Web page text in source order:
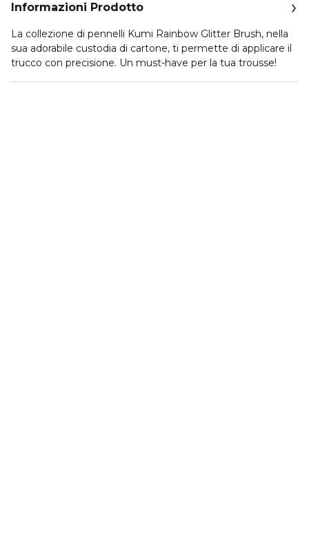
Informazioni Prodotto
La collezione di pennelli Kumi Rainbow Glitter Brush, nella
sua adorabile custodia di cartone, ti permette di applicare il
trucco con precisione. Un must-have per la tua trousse!